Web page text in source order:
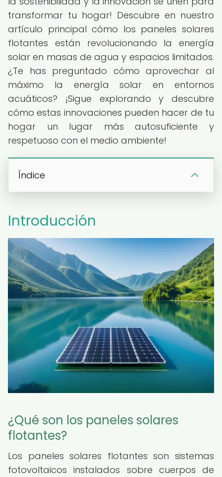
transformar tu hogar! Descubre en nuestro
artículo principal cómo los paneles solares
flotantes están revolucionando la energía
solar en masas de agua y espacios limitados.
¿Te has preguntado cómo aprovechar al
máximo la energía solar en entornos
acuáticos? ¡Sigue explorando y descubre
cómo estas innovaciones pueden hacer de tu
hogar un lugar más autosuficiente y
respetuoso con el medio ambiente!
Índice
Introducción
¿Qué son los paneles solares
flotantes?
Los paneles solares flotantes son sistemas
fotovoltaicos instalados sobre cuerpos de